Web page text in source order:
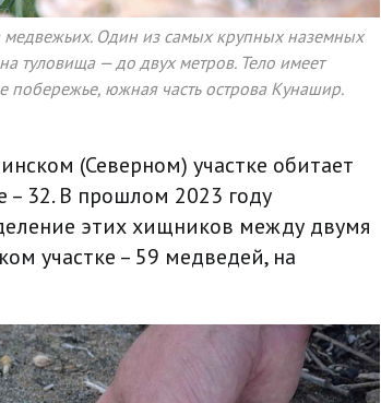
Один из самых крупных наземных
туловища — до двух метров. Тело имеет
побережье, южная часть острова Кунашир.
(Северном) участке обитает
32. В прошлом 2023 году
этих хищников между двумя
участке – 59 медведей, на